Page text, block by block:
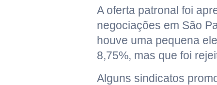
A oferta patronal foi
negociações em São
houve uma pequena
8,75%, mas que foi
Alguns sindicatos